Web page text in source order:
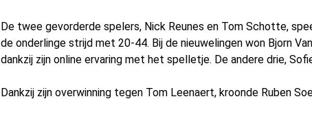
De twee gevorderde spelers, Nick Reunes en Tom Schotte,
de onderlinge strijd met 20-44. Bij de nieuwelingen won Bjorn
dankzij zijn online ervaring met het spelletje. De andere drie,
Dankzij zijn overwinning tegen Tom Leenaert, kroonde Ruben